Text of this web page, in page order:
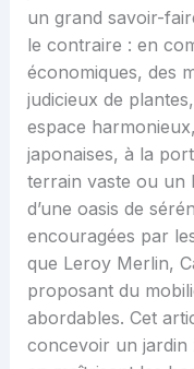
un grand savoir-
le contraire : en
économiques, des
judicieux de
espace
japonaises, à la
terrain vaste ou un
d’une oasis de
encouragées par
que Leroy Merlin,
proposant du
abordables. Cet
concevoir un jardin